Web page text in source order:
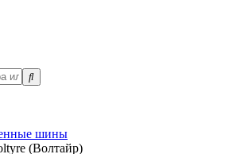
шины
(Волтайр)